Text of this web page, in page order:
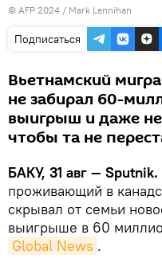
© AFP 2024 / Mark Lennihan
Подписаться
Вьетнамский
не забирал 60-
выигрыш и даже
чтобы та не
БАКУ, 31 авг — Sputnik.
проживающий в
скрывал от семьи
выигрыше в 60
Global News .